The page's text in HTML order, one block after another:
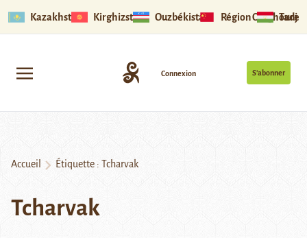
Kazakhstan Kirghizstan Ouzbékistan Région Ouïghoure
S’abonner
Connexion
Accueil Étiquette : Tcharvak
Tcharvak